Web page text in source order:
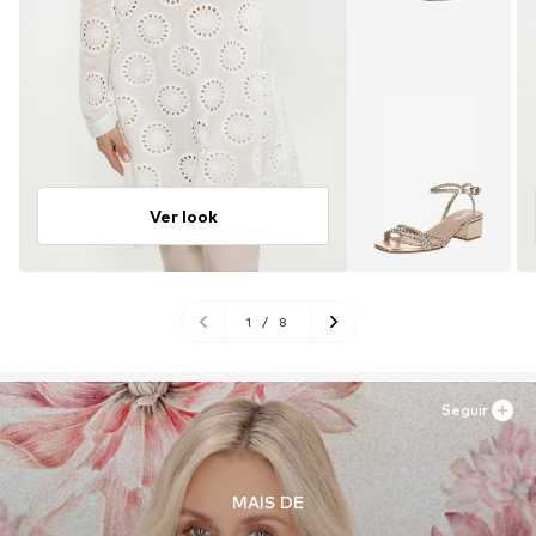
Ver look
1 / 8
MAIS DE
Seguir